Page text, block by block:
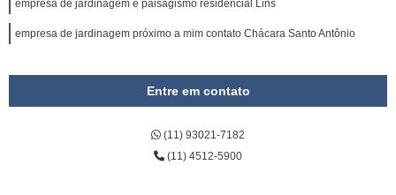
empresa de jardinagem e paisagismo residencial Lins
empresa de jardinagem próximo a mim contato Chácara Santo Antônio
Entre em contato
(11) 93021-7182
(11) 4512-5900